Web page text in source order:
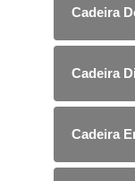
Cadeira
Cadeira
Cadeira